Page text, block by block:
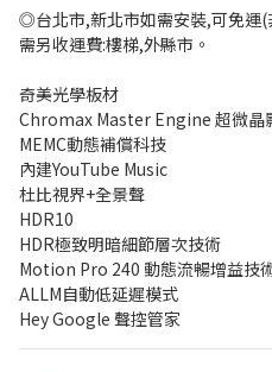
◎台北市,新北市如需安裝,可免運(
需另收運費:樓梯,外縣市。
奇美光學板材
Chromax Master Engine 超微晶
MEMC動態補償科技
內建YouTube Music
杜比視界+全景聲
HDR10
HDR極致明暗細節層次技術
Motion Pro 240 動態流暢增益技
ALLM自動低延遲模式
Hey Google 聲控管家